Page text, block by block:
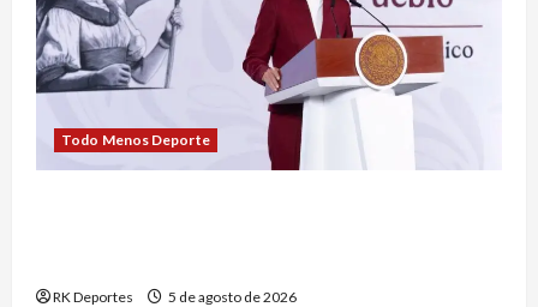
Todo Menos Deporte
RK Deportes 5 de agosto de 2026